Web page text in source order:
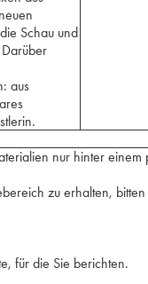
Schau und
aus
nur hinter
zu erhalten,
für die Sie berichten.